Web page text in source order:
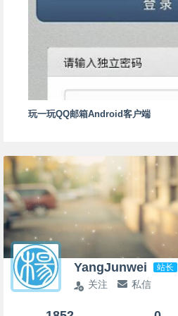
玩一玩QQ邮箱Android客户端
YangJunwei 站长
关注 私信